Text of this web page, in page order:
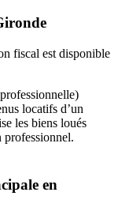
fiscal est disponible
locatifs d’un
les biens loués
professionnel.
en